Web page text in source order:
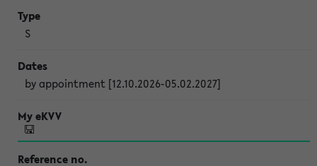
S
by appointment [12.10.2026-05.02.2027]